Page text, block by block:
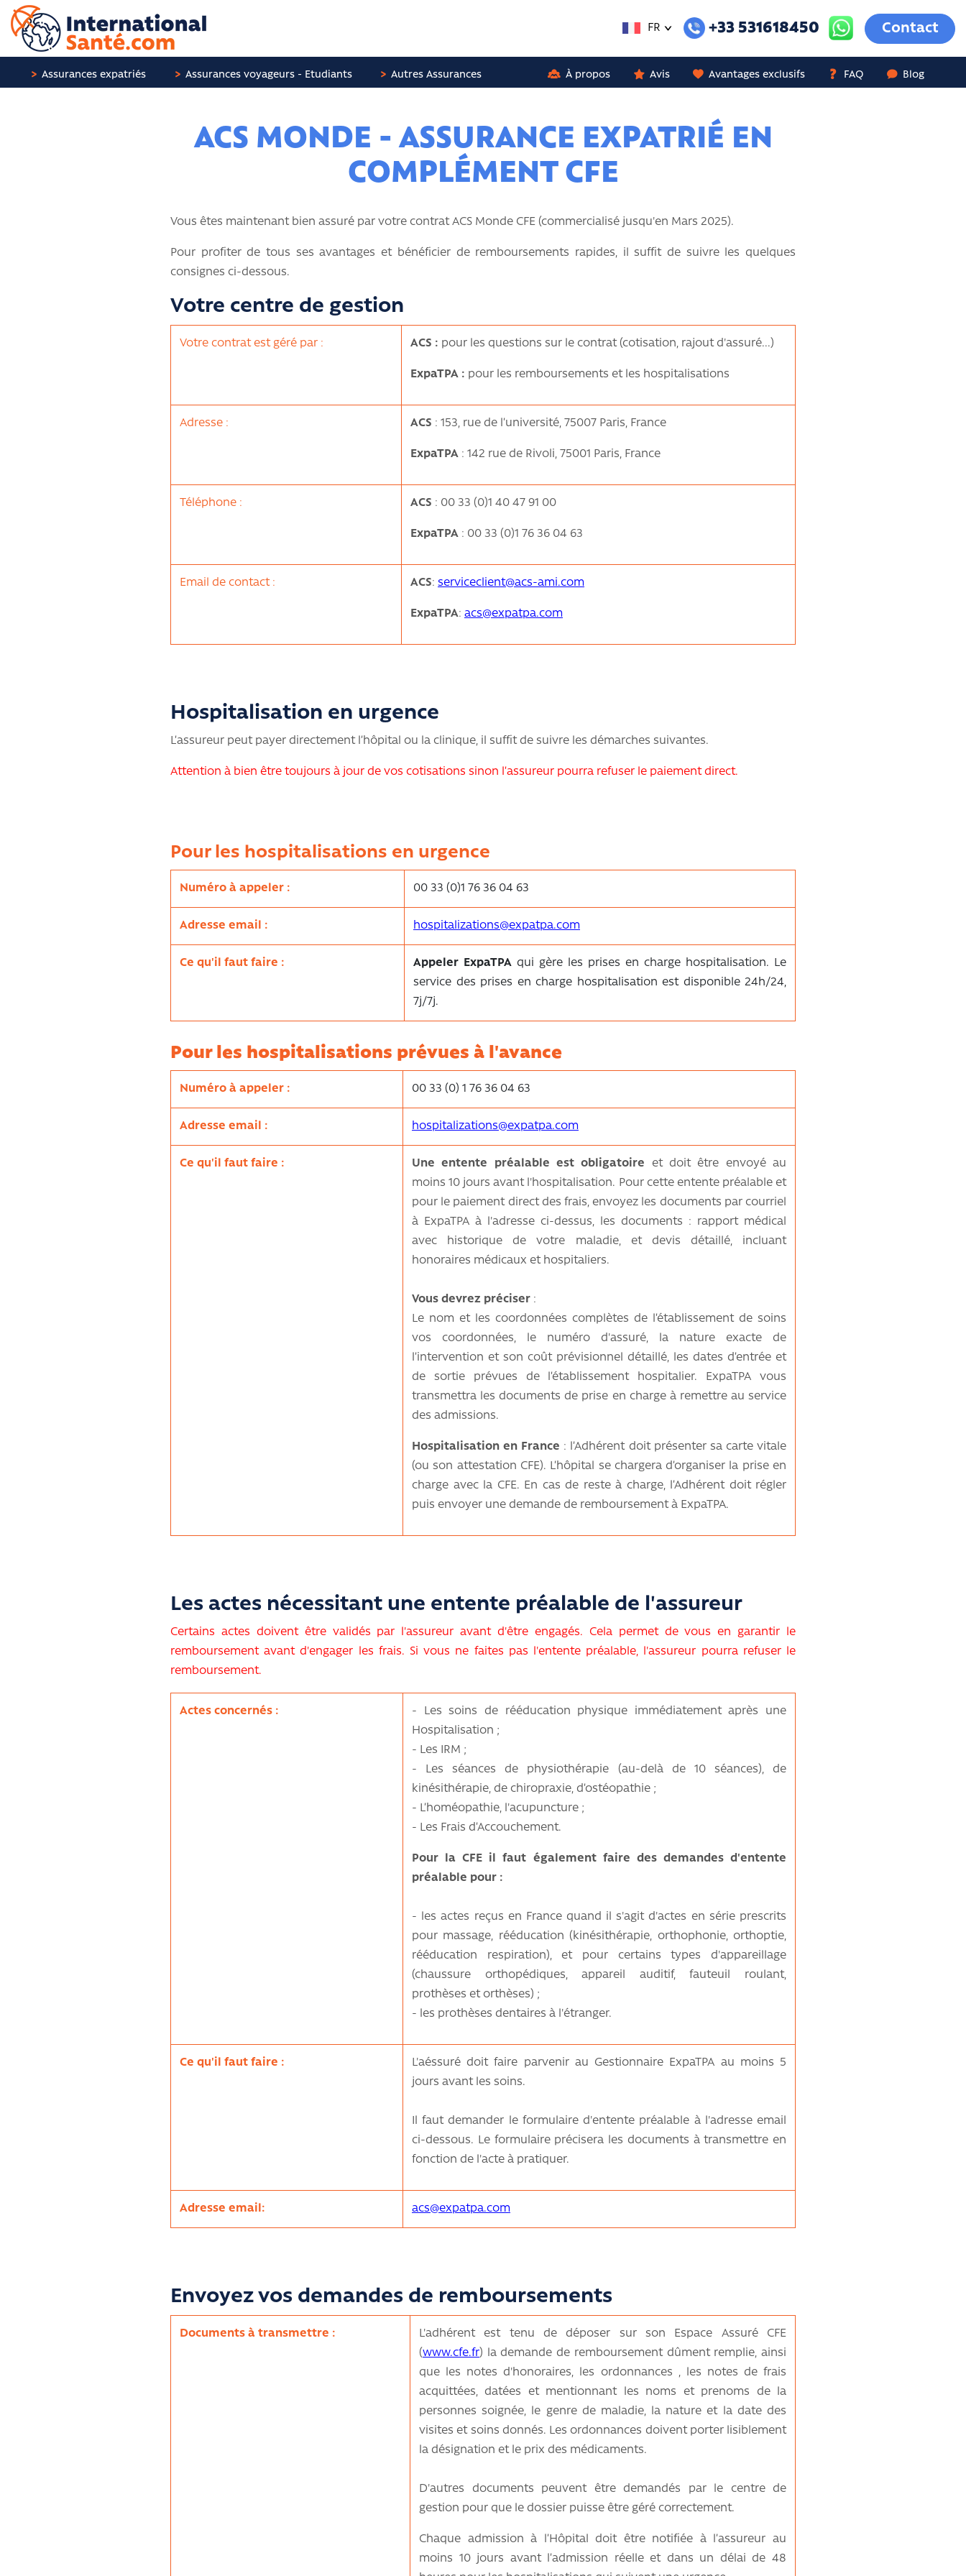
FR +33 531618450 Contact
Assurances expatriés Assurances voyageurs - Etudiants Autres Assurances À propos Avis Avantages exclusifs FAQ Blog
ACS MONDE - ASSURANCE EXPATRIÉ EN
COMPLÉMENT CFE
Vous êtes maintenant bien assuré par votre contrat ACS Monde CFE (commercialisé jusqu'en Mars 2025).
Pour profiter de tous ses avantages et bénéficier de remboursements rapides, il suffit de suivre les quelques
consignes ci-dessous.
Votre centre de gestion
Votre contrat est géré par : ACS : pour les questions sur le contrat (cotisation, rajout d'assuré...)
ExpaTPA : pour les remboursements et les hospitalisations
Adresse : ACS : 153, rue de l’université, 75007 Paris, France
ExpaTPA : 142 rue de Rivoli, 75001 Paris, France
Téléphone : ACS : 00 33 (0)1 40 47 91 00
ExpaTPA : 00 33 (0)1 76 36 04 63
Email de contact : ACS: serviceclient@acs-ami.com
ExpaTPA: acs@expatpa.com
Hospitalisation en urgence
L’assureur peut payer directement l’hôpital ou la clinique, il suffit de suivre les démarches suivantes.
Attention à bien être toujours à jour de vos cotisations sinon l’assureur pourra refuser le paiement direct.
Pour les hospitalisations en urgence
Numéro à appeler : 00 33 (0)1 76 36 04 63
Adresse email : hospitalizations@expatpa.com
Ce qu'il faut faire : Appeler ExpaTPA qui gère les prises en charge hospitalisation. Le
service des prises en charge hospitalisation est disponible 24h/24,
7j/7j.
Pour les hospitalisations prévues à l'avance
Numéro à appeler : 00 33 (0) 1 76 36 04 63
Adresse email : hospitalizations@expatpa.com
Ce qu'il faut faire : Une entente préalable est obligatoire et doit être envoyé au
moins 10 jours avant l'hospitalisation. Pour cette entente préalable et
pour le paiement direct des frais, envoyez les documents par courriel
à ExpaTPA à l'adresse ci-dessus, les documents : rapport médical
avec historique de votre maladie, et devis détaillé, incluant
honoraires médicaux et hospitaliers.
Vous devrez préciser :
Le nom et les coordonnées complètes de l’établissement de soins
vos coordonnées, le numéro d'assuré, la nature exacte de
l’intervention et son coût prévisionnel détaillé, les dates d’entrée et
de sortie prévues de l’établissement hospitalier. ExpaTPA vous
transmettra les documents de prise en charge à remettre au service
des admissions.
Hospitalisation en France : l’Adhérent doit présenter sa carte vitale
(ou son attestation CFE). L’hôpital se chargera d’organiser la prise en
charge avec la CFE. En cas de reste à charge, l’Adhérent doit régler
puis envoyer une demande de remboursement à ExpaTPA.
Les actes nécessitant une entente préalable de l'assureur
Certains actes doivent être validés par l'assureur avant d'être engagés. Cela permet de vous en garantir le
remboursement avant d'engager les frais. Si vous ne faites pas l'entente préalable, l'assureur pourra refuser le
remboursement.
Actes concernés :
- Les soins de rééducation physique immédiatement après une
Hospitalisation ;
- Les IRM ;
- Les séances de physiothérapie (au-delà de 10 séances), de
kinésithérapie, de chiropraxie, d’ostéopathie ;
- L’homéopathie, l'acupuncture ;
- Les Frais d’Accouchement.
Pour la CFE il faut également faire des demandes d'entente
préalable pour :
- les actes reçus en France quand il s'agit d'actes en série prescrits
pour massage, rééducation (kinésithérapie, orthophonie, orthoptie,
rééducation respiration), et pour certains types d'appareillage
(chaussure orthopédiques, appareil auditif, fauteuil roulant,
prothèses et orthèses) ;
- les prothèses dentaires à l'étranger.
Ce qu'il faut faire :
L'aéssuré doit faire parvenir au Gestionnaire ExpaTPA au moins 5
jours avant les soins.
Il faut demander le formulaire d'entente préalable à l'adresse email
ci-dessous. Le formulaire précisera les documents à transmettre en
fonction de l'acte à pratiquer.
Adresse email: acs@expatpa.com
Envoyez vos demandes de remboursements
Documents à transmettre :
L'adhérent est tenu de déposer sur son Espace Assuré CFE
(www.cfe.fr) la demande de remboursement dûment remplie, ainsi
que les notes d'honoraires, les ordonnances , les notes de frais
acquittées, datées et mentionnant les noms et prenoms de la
personnes soignée, le genre de maladie, la nature et la date des
visites et soins donnés. Les ordonnances doivent porter lisiblement
la désignation et le prix des médicaments.
D'autres documents peuvent être demandés par le centre de
gestion pour que le dossier puisse être géré correctement.
Chaque admission à l’Hôpital doit être notifiée à l’assureur au
moins 10 jours avant l’admission réelle et dans un délai de 48
Panneau de gestion des cookies